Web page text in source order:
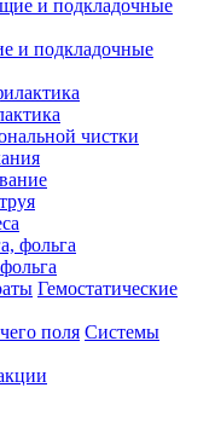
и подкладочные
чистки
Гемостатические
Системы